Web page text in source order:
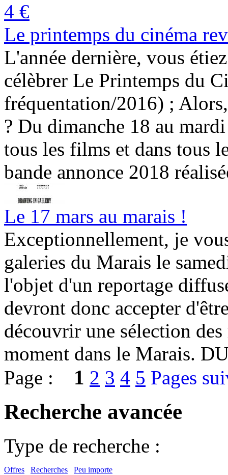
4 €
Le printemps du cinéma
L'année dernière, vous
célèbrer Le Printemps du
fréquentation/2016) ;
? Du dimanche 18 au
tous les films et dans tous
bande annonce 2018
Le 17 mars au marais !
Exceptionnellement, je
galeries du Marais le
l'objet d'un reportage
devront donc accepter
découvrir une sélection
moment dans le Marais.
Page : 1 2 3 4 5 Pages
Recherche avancée
Type de recherche :
Offres Recherches Peu importe